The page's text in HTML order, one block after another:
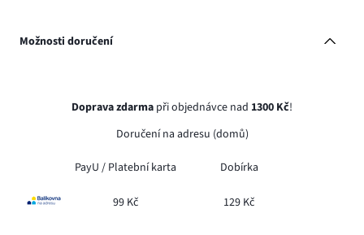
Možnosti doručení
Doprava zdarma při objednávce nad 1300 Kč!
Doručení na adresu (domů)
PayU / Platební karta Dobírka
99 Kč 129 Kč